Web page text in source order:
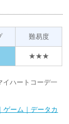
難易度
★★★
イハートコーデ一
ゲーム｜データカ